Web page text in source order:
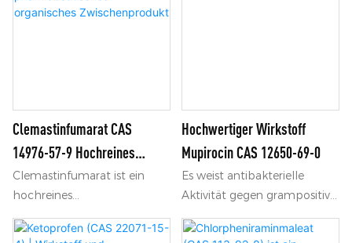
Hormonpräparaten zur
Clemastinfumarat CAS
14976-57-9 Hochreines
Pharmazeutisches
Organisches Zwischenprodukt
Clemastinfumarat ist ein
hochreines
Antihistaminikum-
Zwischenprodukt mit der
Hochwertiger Wirkstoff
Mupirocin CAS 12650-69-0
Es weist antibakterielle
Aktivität gegen grampositive
Kokken wie Staphylokokken
und Streptokokken auf und